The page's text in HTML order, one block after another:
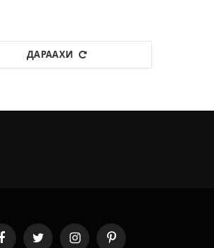
ДАРААХИ
FacebookTwitter InstagramPinterest